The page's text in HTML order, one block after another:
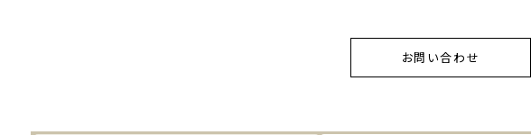
お問い合わせ